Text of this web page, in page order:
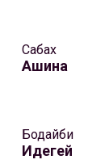
Сабах
Ашина
Бодайби
Идегей